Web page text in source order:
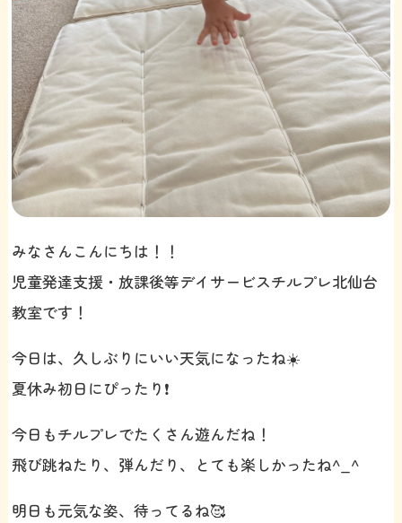
みなさんこんにちは！！
児童発達支援・放課後等デイサービスチルプレ北仙台
教室です！
今日は、久しぶりにいい天気になったね☀️
夏休み初日にぴったり❗️
今日もチルプレでたくさん遊んだね！
飛び跳ねたり、弾んだり、とても楽しかったね^_^
明日も元気な姿、待ってるね🥰